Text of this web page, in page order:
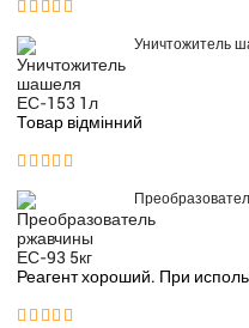


Уничтожитель
Товар відмінний


Реагент хороший. При

